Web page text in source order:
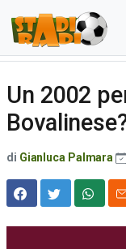
Un 2002
di Gianluca Palmara